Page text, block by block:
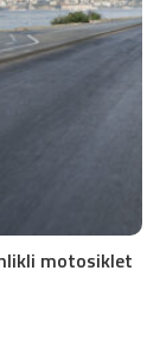
motosiklet